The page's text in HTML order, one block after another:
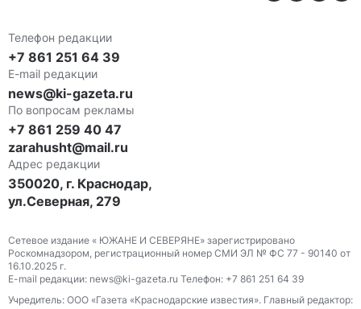
Телефон редакции
+7 861 251 64 39
E-mail редакции
news@ki-gazeta.ru
По вопросам рекламы
+7 861 259 40 47
zarahusht@mail.ru
Адрес редакции
350020, г. Краснодар,
ул.Северная, 279
Сетевое издание « ЮЖАНЕ И СЕВЕРЯНЕ» зарегистрировано
Роскомнадзором, регистрационный номер СМИ ЭЛ № ФС 77 - 90140 от
16.10.2025 г.
E-mail редакции: news@ki-gazeta.ru Телефон: +7 861 251 64 39
Учредитель: ООО «Газета «Краснодарские известия». Главный редактор: